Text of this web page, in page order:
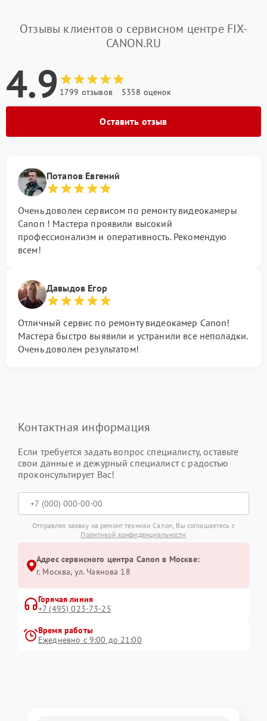
Отзывы клиентов о сервисном центре FIX-
CANON.RU
4.9 1799 отзывов 5358 оценок
Оставить отзыв
Потапов Евгений
Очень доволен сервисом по ремонту видеокамеры
Canon ! Мастера проявили высокий
профессионализм и оперативность. Рекомендую
всем!
Давыдов Егор
Отличный сервис по ремонту видеокамер Canon!
Мастера быстро выявили и устранили все неполадки.
Очень доволен результатом!
Контактная информация
Если требуется задать вопрос специалисту, оставьте
свои данные и дежурный специалист с радостью
проконсультирует Вас!
Отправляя заявку на ремонт техники Canon, Вы соглашаетесь с
Политикой конфиденциальности
Адрес сервисного центра Canon в Москве:
г. Москва, ул. Чаянова 18
Горячая линия
+7 (495) 023-73-25
Время работы
Ежедневно с 9:00 до 21:00